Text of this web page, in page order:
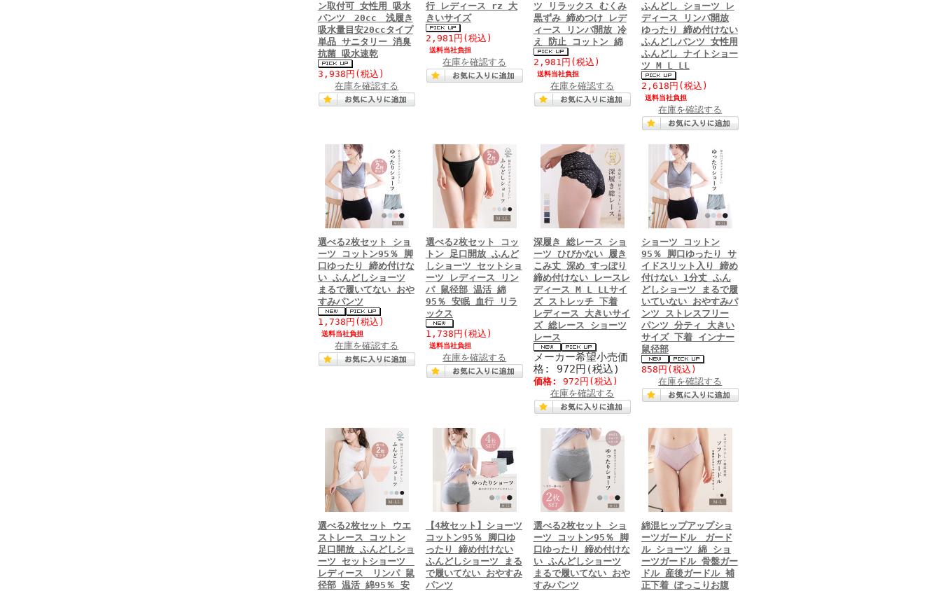
ン取付可 女性用 吸水
パンツ 20cc 浅履き
吸水量目安20ccタイプ
単品 サニタリー 消臭
抗菌 吸水速乾
3,938円 (税込)
在庫を確認する
行 レディース rz 大
きいサイズ
2,981円 (税込)
送料当社負担
在庫を確認する
ツ リラックス むくみ
黒ずみ 締めつけ レデ
ィース リンパ開放 冷
え 防止 コットン 綿
2,981円 (税込)
送料当社負担
在庫を確認する
ふんどし ショーツ レ
ディース リンパ開放
ゆったり 締め付けない
ふんどしパンツ 女性用
ふんどし ナイトショー
ツ M L LL
2,618円 (税込)
送料当社負担
在庫を確認する
選べる2枚セット ショ
ーツ コットン95％ 脚
口ゆったり 締め付けな
い ふんどしショーツ
まるで履いてない おや
すみパンツ
1,738円 (税込)
送料当社負担
在庫を確認する
選べる2枚セット コッ
トン 足口開放 ふんど
しショーツ セットショ
ーツ レディース リン
パ 鼠径部 温活 綿
95％ 安眠 血行 リラ
ックス
1,738円 (税込)
送料当社負担
在庫を確認する
深履き 総レース ショ
ーツ ひびかない 履き
こみ丈 深め すっぽり
締め付けない レースレ
ディース M L LLサイ
ズ ストレッチ 下着
レディース 大きいサイ
ズ 総レース ショーツ
レース
メーカー希望小売価
格: 972円(税込)
価格: 972円 (税込)
在庫を確認する
ショーツ コットン
95％ 脚口ゆったり サ
イドスリット入り 締め
付けない 1分丈 ふん
どしショーツ まるで履
いていない おやすみパ
ンツ ストレスフリー
パンツ 分ティ 大きい
サイズ 下着 インナー
鼠径部
858円 (税込)
在庫を確認する
選べる2枚セット ウエ
ストレース コットン
足口開放 ふんどしショ
ーツ セットショーツ
レディース リンパ 鼠
径部 温活 綿95％ 安
【4枚セット】ショーツ
コットン95％ 脚口ゆ
ったり 締め付けない
ふんどしショーツ まる
で履いてない おやすみ
パンツ
選べる2枚セット ショ
ーツ コットン95％ 脚
口ゆったり 締め付けな
い ふんどしショーツ
まるで履いてない おや
すみパンツ
綿混ヒップアップショ
ーツガードル ガード
ル ショーツ 綿 ショ
ーツガードル 骨盤ガー
ドル 産後ガードル 補
正下着 ぽっこりお腹